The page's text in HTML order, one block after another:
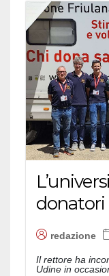
donatori
redazione
Il rettore ha
Udine in